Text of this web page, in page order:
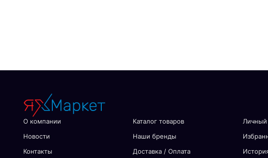
О компании
Новости
Контакты
Каталог товаров
Наши бренды
Доставка / Оплата
Личный